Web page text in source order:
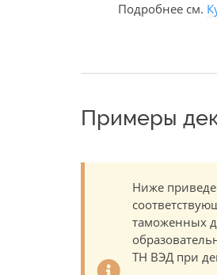
Подробнее см.
Примеры
Ниже
таможенных
ТН ВЭД при